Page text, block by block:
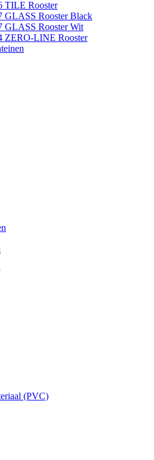
TILE Rooster
GLASS Rooster Black
GLASS Rooster Wit
ZERO-LINE Rooster
(PVC)